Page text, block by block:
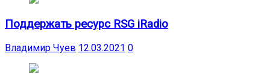
Поддержать ресурс RSG iRadio
Владимир Чуев 12.03.2021 0